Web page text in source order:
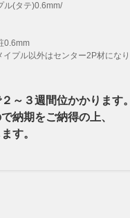
ル(タテ)0.6mm/
0.6mm
プル以外はセンター2P材にな
～３週間位かかります
納期をご納得の上、
す。